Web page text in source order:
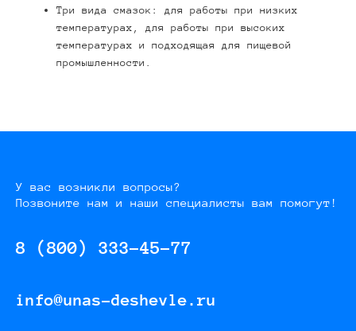
Три вида смазок: для работы при низких
температурах, для работы при высоких
температурах и подходящая для пищевой
промышленности.
У вас возникли вопросы?
Позвоните нам и наши специалисты вам помогут!
8 (800) 333-45-77
info@unas-deshevle.ru